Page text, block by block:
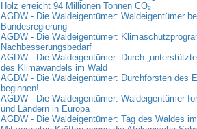
Holz erreicht 94 Millionen Tonnen CO₂
AGDW - Die Waldeigentümer: Waldeigentümer
Bundesregierung
AGDW - Die Waldeigentümer:
Nachbesserungsbedarf
AGDW - Die Waldeigentümer: Durch
des Klimawandels im Wald
AGDW - Die Waldeigentümer: Durchforsten des
beginnen!
AGDW - Die Waldeigentümer: Waldeigentümer
und Ländern in Europa
AGDW - Die Waldeigentümer: Tag des Waldes